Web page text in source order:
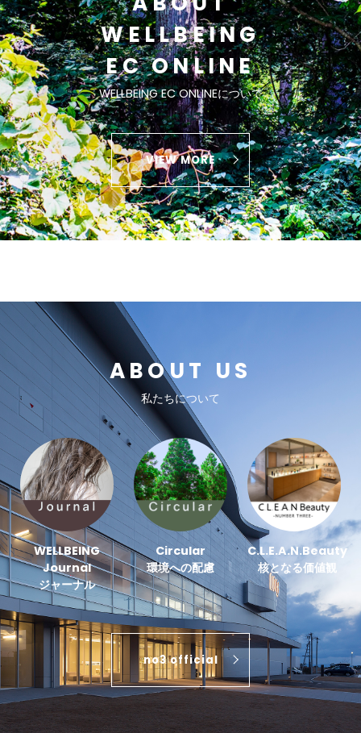
WELLBEING
EC ONLINE
WELLBEING EC ONLINEについて
VIEW MORE
ABOUT US
私たちについて
WELLBEING
Journal
ジャーナル
Circular
環境への配慮
C.L.E.A.N.Beauty
核となる価値観
no3 official